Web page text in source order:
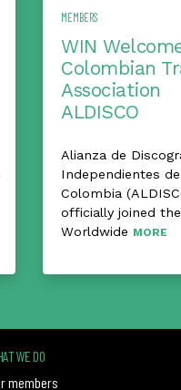
MEMBERS
WIN
Colombian
Association
ALDISCO
Alianza de
Independientes de
Colombia
officially joined the
Worldwide MORE
WE DO
members